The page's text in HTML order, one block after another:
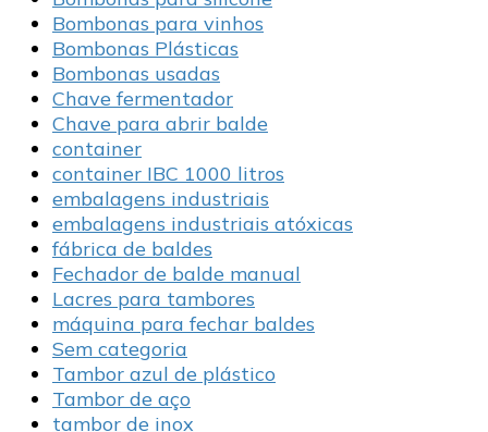
Bombonas para vinhos
Bombonas Plásticas
Bombonas usadas
Chave fermentador
Chave para abrir balde
container
container IBC 1000 litros
embalagens industriais
embalagens industriais atóxicas
fábrica de baldes
Fechador de balde manual
Lacres para tambores
máquina para fechar baldes
Sem categoria
Tambor azul de plástico
Tambor de aço
tambor de inox